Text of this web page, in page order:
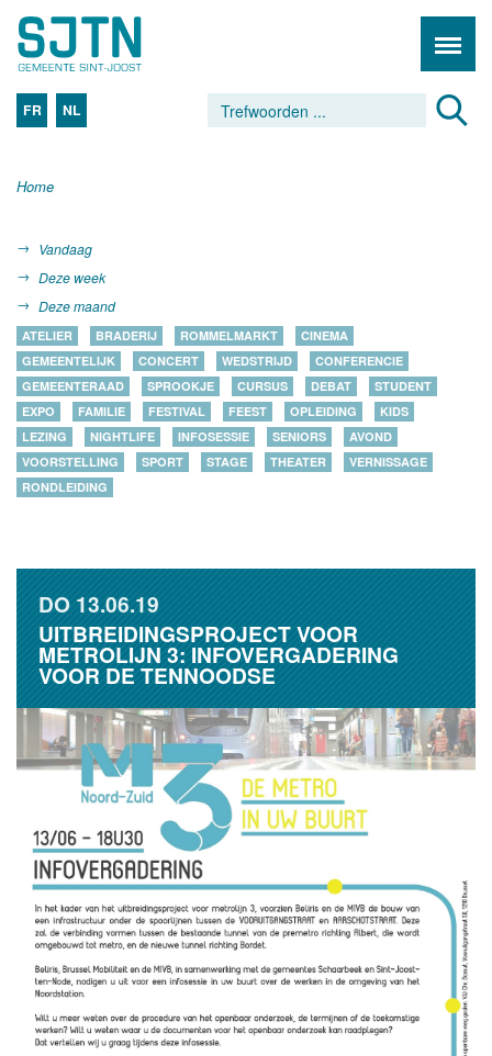
FR NL
Home
Vandaag
Deze week
Deze maand
ATELIER BRADERIJ ROMMELMARKT
CINEMA
GEMEENTELIJK
CONCERT WEDSTRIJD
CONFERENCIE
GEMEENTERAAD
SPROOKJE CURSUS DEBAT
STUDENT
EXPO
FAMILIE FESTIVAL FEEST OPLEIDING
KIDS
LEZING
NIGHTLIFE INFOSESSIE SENIORS
AVOND
VOORSTELLING
SPORT STAGE THEATER
VERNISSAGE
RONDLEIDING
DO13.06.19
UITBREIDINGSPROJECT VOOR
METROLIJN 3: INFOVERGADERING
VOOR DE TENNOODSE